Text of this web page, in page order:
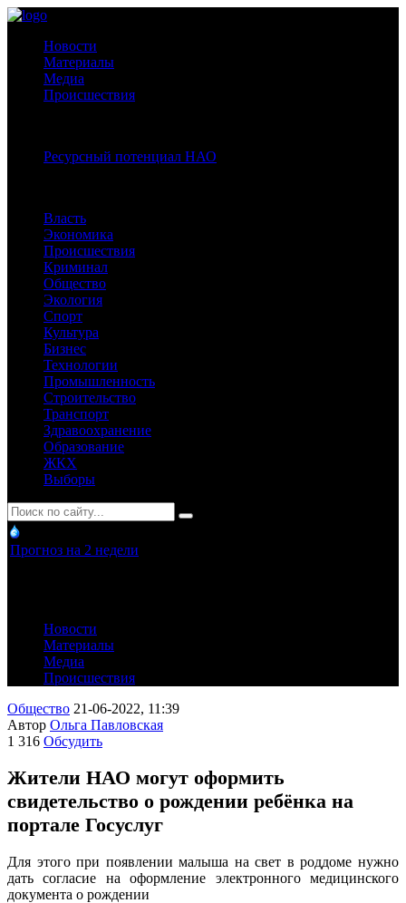
Новости
Материалы
Медиа
Происшествия
Ресурсный потенциал НАО
Власть
Экономика
Происшествия
Криминал
Общество
Экология
Спорт
Культура
Бизнес
Технологии
Промышленность
Строительство
Транспорт
Здравоохранение
Образование
ЖКХ
Выборы
Прогноз на 2 недели
Новости
Материалы
Медиа
Происшествия
Общество 21-06-2022, 11:39
Автор Ольга Павловская
1 316 Обсудить
Жители НАО могут оформить
свидетельство о рождении ребёнка на
портале Госуслуг
Для этого при появлении малыша на свет в роддоме нужно
дать согласие на оформление электронного медицинского
документа о рождении